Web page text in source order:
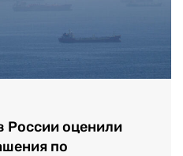
России оценили
по